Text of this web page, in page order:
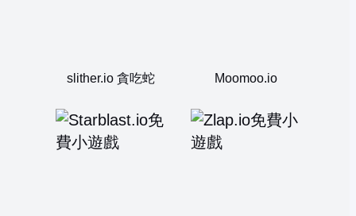
slither.io 貪吃蛇 Moomoo.io